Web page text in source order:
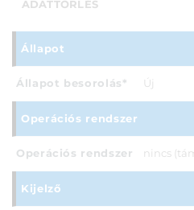
ADATTÖRLÉS
Állapot
Állapot besorolás* Új
Operációs rendszer
Operációs rendszer nincs
Kijelző